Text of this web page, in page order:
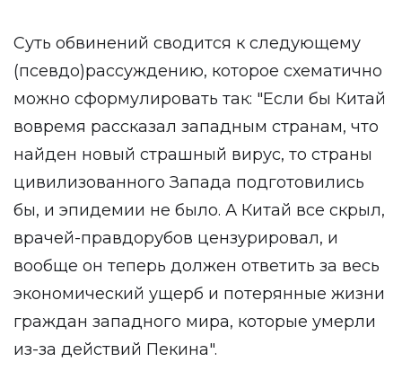
Суть обвинений сводится к следующему
(псевдо)рассуждению, которое схематично
можно сформулировать так: "Если бы Китай
вовремя рассказал западным странам, что
найден новый страшный вирус, то страны
цивилизованного Запада подготовились
бы, и эпидемии не было. А Китай все скрыл,
врачей-правдорубов цензурировал, и
вообще он теперь должен ответить за весь
экономический ущерб и потерянные жизни
граждан западного мира, которые умерли
из-за действий Пекина".